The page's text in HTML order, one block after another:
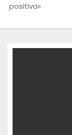
positiva»